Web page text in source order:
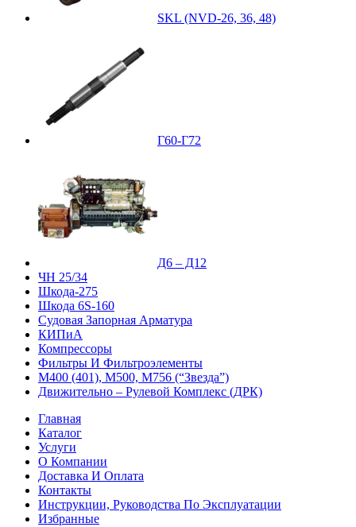
SKL (NVD-26, 36, 48)
Г60-Г72
Д6 – Д12
ЧН 25/34
Шкода-275
Шкода 6S-160
Судовая Запорная Арматура
КИПиА
Компрессоры
Фильтры И Фильтроэлементы
М400 (401), М500, М756 (“Звезда”)
Движительно – Рулевой Комплекс (ДРК)
Главная
Каталог
Услуги
О Компании
Доставка И Оплата
Контакты
Инструкции, Руководства По Эксплуатации
Избранные